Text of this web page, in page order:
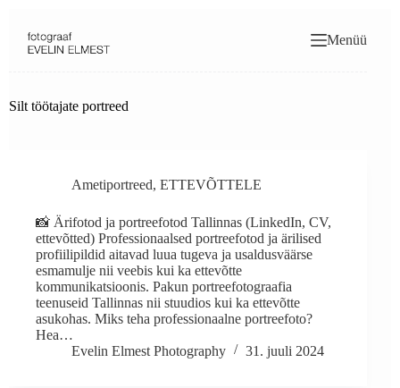
content
Menüü
Silt töötajate portreed
Ametiportreed, ETTEVÕTTELE
📸 Ärifotod ja portreefotod Tallinnas (LinkedIn, CV,
ettevõtted) Professionaalsed portreefotod ja ärilised
profiilipildid aitavad luua tugeva ja usaldusväärse
esmamulje nii veebis kui ka ettevõtte
kommunikatsioonis. Pakun portreefotograafia
teenuseid Tallinnas nii stuudios kui ka ettevõtte
asukohas. Miks teha professionaalne portreefoto?
Hea…
Evelin Elmest Photography
31. juuli 2024